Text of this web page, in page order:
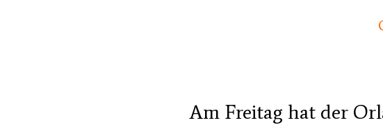
Am Freitag hat der